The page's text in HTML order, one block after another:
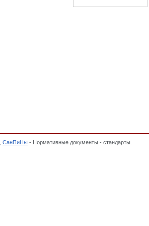
СанПиНы - Нормативные документы - стандарты.